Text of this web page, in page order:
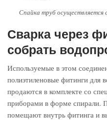
Спайка труб осуществляется
Сварка через
собрать
Используемые в этом
полиэтиленовые фитинги для
продаются в комплекте со
приборами в форме спирали.
помещают внутрь фитинга и